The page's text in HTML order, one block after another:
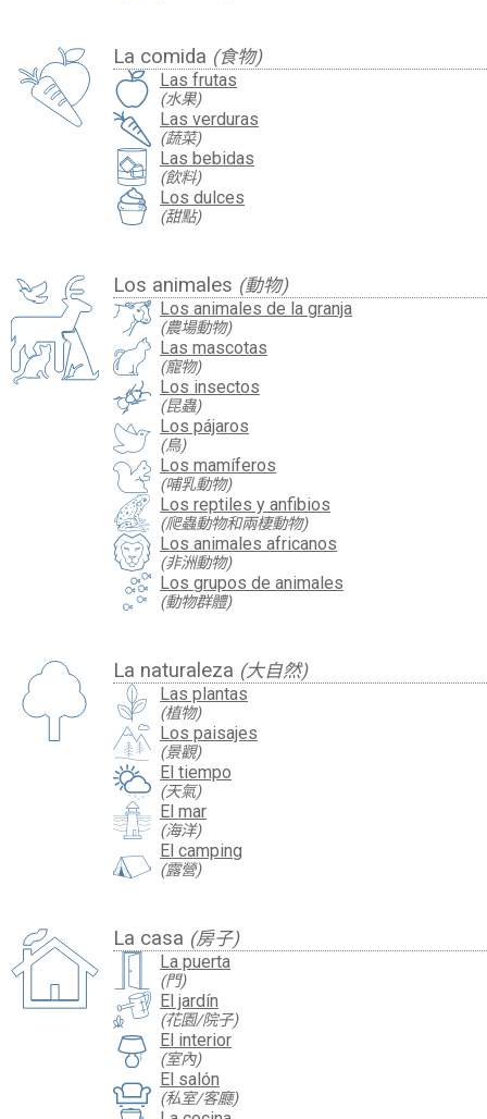
La comida (食物)
Las frutas
(水果)
Las verduras
(蔬菜)
Las bebidas
(飲料)
Los dulces
(甜點)
Los animales (動物)
Los animales de la granja
(農場動物)
Las mascotas
(寵物)
Los insectos
(昆蟲)
Los pájaros
(鳥)
Los mamíferos
(哺乳動物)
Los reptiles y anfibios
(爬蟲動物和兩棲動物)
Los animales africanos
(非洲動物)
Los grupos de animales
(動物群體)
La naturaleza (大自然)
Las plantas
(植物)
Los paisajes
(景觀)
El tiempo
(天氣)
El mar
(海洋)
El camping
(露營)
La casa (房子)
La puerta
(門)
El jardín
(花園/院子)
El interior
(室內)
El salón
(私室/客廳)